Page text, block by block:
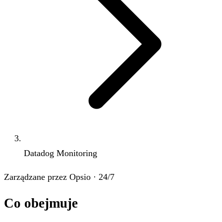
Datadog Monitoring
Zarządzane przez Opsio · 24/7
Co obejmuje